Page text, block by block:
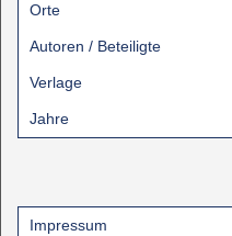
Orte
Autoren / Beteiligte
Verlage
Jahre
Impressum